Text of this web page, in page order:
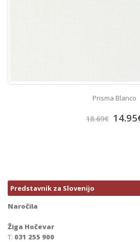
Prisma Blanco
18.69€ 14.95
Predstavnik za Slovenijo
Naročila
Žiga Hočevar
T: 031 255 900